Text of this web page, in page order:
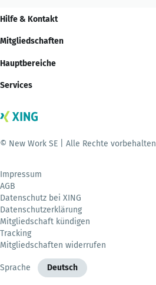
Hilfe & Kontakt
Mitgliedschaften
Hauptbereiche
Services
© New Work SE | Alle Rechte vorbehalten
Impressum
AGB
Datenschutz bei XING
Datenschutzerklärung
Mitgliedschaft kündigen
Tracking
Mitgliedschaften widerrufen
Sprache Deutsch